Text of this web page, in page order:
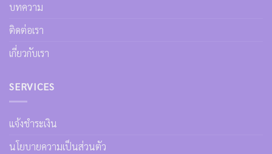
บทความ
ติดต่อเรา
เกี่ยวกับเรา
SERVICES
แจ้งชำระเงิน
นโยบายความเป็นส่วนตัว